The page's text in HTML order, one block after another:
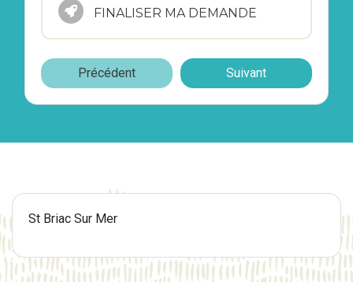
FINALISER MA DEMANDE
Précédent Suivant
St Briac Sur Mer